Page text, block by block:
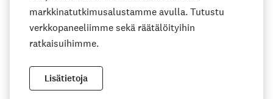
markkinatutkimusalustamme avulla. Tutustu
verkkopaneeliimme sekä räätälöityihin
ratkaisuihimme.
Lisätietoja